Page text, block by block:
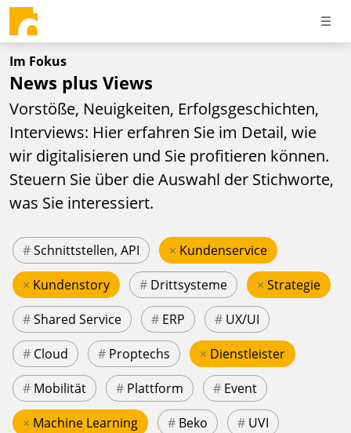
Im Fokus
News plus Views
Vorstöße, Neuigkeiten, Erfolgsgeschichten,
Interviews: Hier erfahren Sie im Detail, wie
wir digitalisieren und Sie profitieren können.
Steuern Sie über die Auswahl der Stichworte,
was Sie interessiert.
#Schnittstellen, API × Kundenservice
× Kundenstory # Drittsysteme × Strategie
#Shared Service # ERP # UX/UI
# Cloud # Proptechs × Dienstleister
# Mobilität # Plattform # Event
× Machine Learning # Beko # UVI